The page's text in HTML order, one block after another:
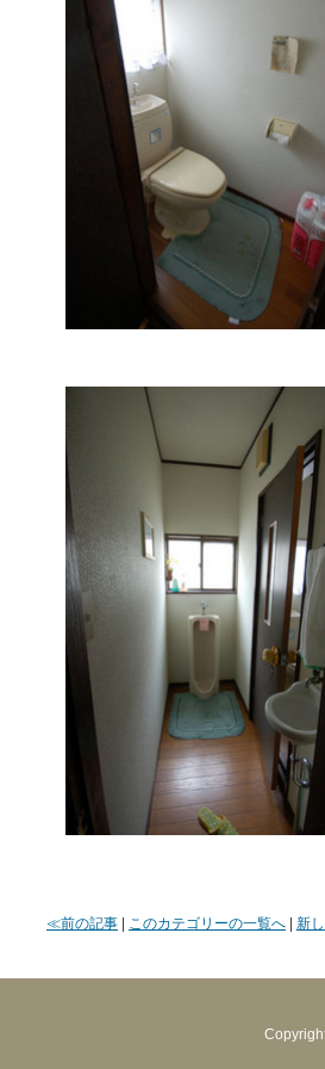
≪前の記事 このカテゴリーの一覧へ 新